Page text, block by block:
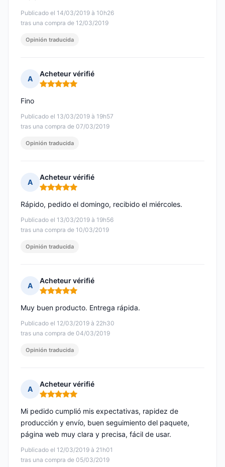
Publicado el 14/03/2019 à 10h26
tras una compra de 12/03/2019
Opinión traducida
A
Acheteur vérifié
Nota: 5 de 5
Publicado el 13/03/2019 à 19h57
tras una compra de 07/03/2019
Fino
Opinión traducida
A
Acheteur vérifié
Nota: 5 de 5
Publicado el 13/03/2019 à 19h56
tras una compra de 10/03/2019
Rápido, pedido el domingo, recibido el miércoles.
Opinión traducida
A
Acheteur vérifié
Nota: 5 de 5
Publicado el 12/03/2019 à 22h30
tras una compra de 04/03/2019
Muy buen producto. Entrega rápida.
Opinión traducida
A
Acheteur vérifié
Nota: 5 de 5
Publicado el 12/03/2019 à 21h01
tras una compra de 05/03/2019
Mi pedido cumplió mis expectativas, rapidez de
producción y envío, buen seguimiento del paquete,
página web muy clara y precisa, fácil de usar.